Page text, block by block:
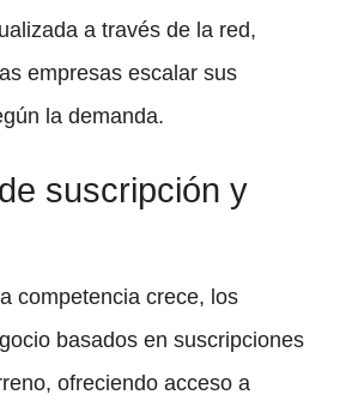
a través de la red,
empresas escalar sus
la demanda.
suscripción y
competencia crece, los
basados en suscripciones
ofreciendo acceso a